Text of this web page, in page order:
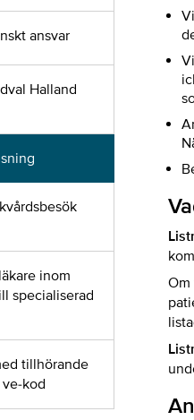
ansvar
Halland
inom
specialiserad
tillhörande
kod